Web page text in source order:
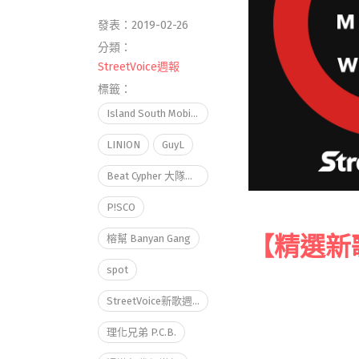
【精選
發表：2019-02-26
分類：
StreetVoice週報
標籤：
Island South Mobile Team
LINION GuyL
Beat Cypher 大隊接力
P!SCO
榕幫 Banyan Gang
spot
StreetVoice新歌週報February vol.3
理化兄弟 P.C.B.